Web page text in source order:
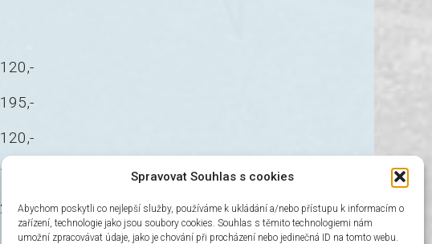
Spravovat Souhlas s cookies
Abychom poskytli co nejlepší služby, používáme k ukládání a/nebo přístupu k informacím o
zařízení, technologie jako jsou soubory cookies. Souhlas s těmito technologiemi nám
umožní zpracovávat údaje, jako je chování při procházení nebo jedinečná ID na tomto webu.
120,-
195,-
120,-
120,-
210,-